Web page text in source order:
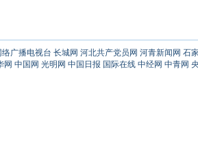
广播电视台 长城网 河北共产党员网 河青新闻网 石
网 中国网 光明网 中国日报 国际在线 中经网 中青网